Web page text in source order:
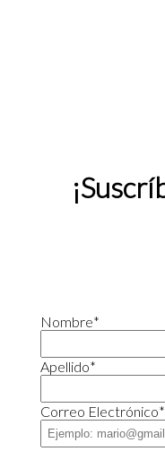
Nombre*
Apellido*
Correo Electrónico*